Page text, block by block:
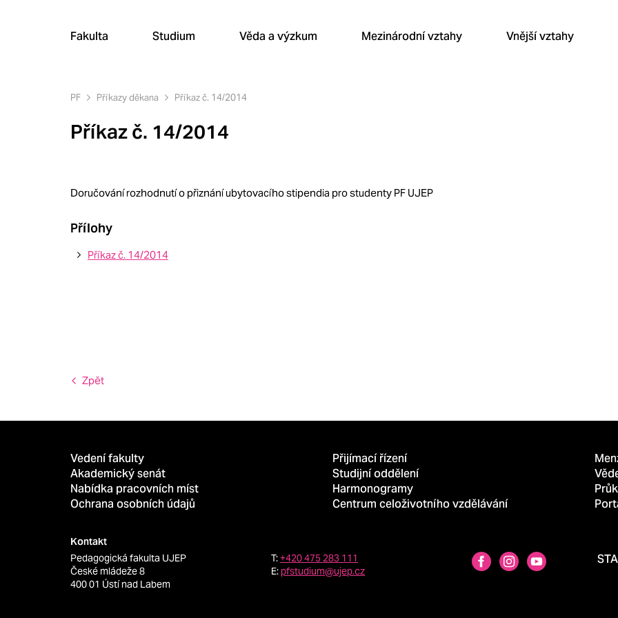
Fakulta Studium Věda a výzkum Mezinárodní vztahy Vnější vztahy
PF Příkazy děkana Příkaz č. 14/2014
Příkaz č. 14/2014
Doručování rozhodnutí o přiznání ubytovacího stipendia pro studenty PF UJEP
Přílohy
Příkaz č. 14/2014
Zpět
Vedení fakulty
Akademický senát
Nabídka pracovních míst
Ochrana osobních údajů
Přijímací řízení
Studijní oddělení
Harmonogramy
Centrum celoživotního vzdělávání
Kontakt
Pedagogická fakulta UJEP
České mládeže 8
400 01 Ústí nad Labem
T:+420 475 283 111
E:pfstudium@ujep.cz